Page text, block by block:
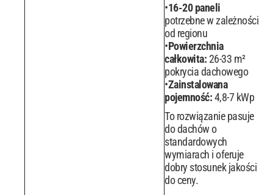
16-20 paneli
potrzebne w zależności
od regionu
Powierzchnia
całkowita:26-33 m²
pokrycia dachowego
Zainstalowana
pojemność:4,8-7 kWp
To rozwiązanie pasuje
do dachów o
standardowych
wymiarach i oferuje
dobry stosunek jakości
do ceny.